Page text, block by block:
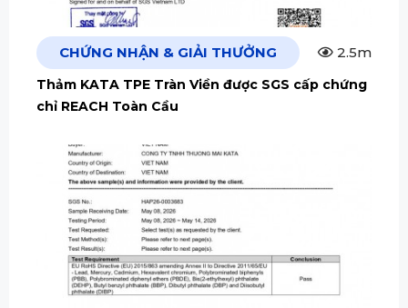
CHỨNG NHẬN & GIẢI THƯỞNG 2.5m
Thảm KATA TPE Tràn Viền được SGS cấp chứng
chỉ REACH Toàn Cầu